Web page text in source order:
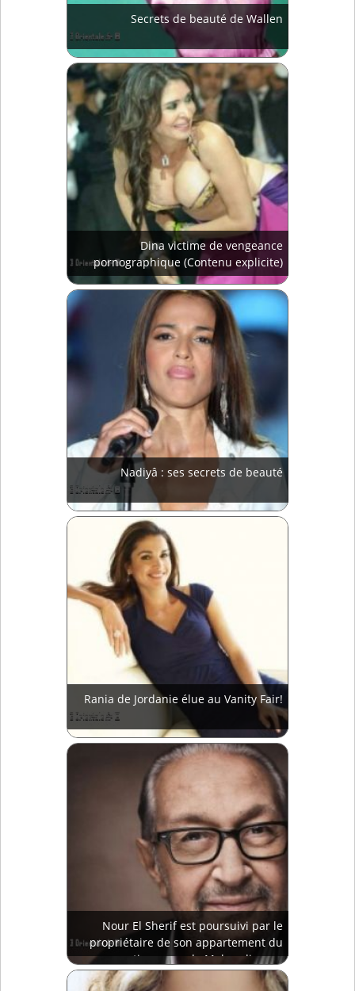
Secrets de beauté de Wallen
Dina victime de vengeance
pornographique (Contenu explicite)
Nadiyâ : ses secrets de beauté
Rania de Jordanie élue au Vanity Fair!
Nour El Sherif est poursuivi par le
propriétaire de son appartement du
quartier cossu de Mohandisseen